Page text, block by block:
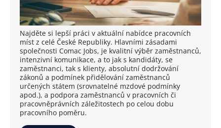
Najděte si lepší práci v aktuální nabídce pracovních
míst z celé České Republiky. Hlavními zásadami
společnosti Comac Jobs, je kvalitní výběr zaměstnanců,
intenzivní komunikace, a to jak s kandidáty, se
zaměstnanci, tak s klienty, absolutní dodržování
zákonů a podmínek přidělování zaměstnanců
určených státem (srovnatelné mzdové podmínky
apod.), a podpora zaměstnanců v pracovních či
pracovněprávních záležitostech po celou dobu
pracovního poměru.